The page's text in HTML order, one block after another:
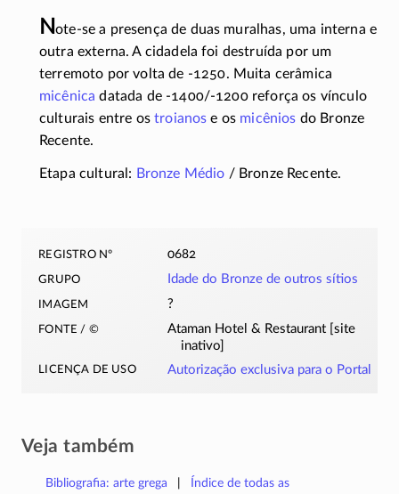
Note-se a presença de duas muralhas, uma interna e
outra externa. A cidadela foi destruída por um
terremoto por volta de -1250. Muita cerâmica
micênica datada de -1400/-1200reforça os vínculo
culturais entre ostroianos e os micênios do Bronze
Recente.
Etapa cultural: Bronze Médio / Bronze Recente.
registro nº 0682
grupo Idade do Bronze de outros sítios
imagem ?
fonte / ©
Ataman Hotel & Restaurant [site
inativo]
licença de uso Autorização exclusiva para o Portal
Veja também
Bibliografia: arte grega
Índice de todas as